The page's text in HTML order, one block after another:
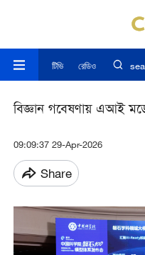
টিভি রেডিও
বিজ্ঞান গবেষণায় এআই
09:09:37 29-Apr-2026
Share